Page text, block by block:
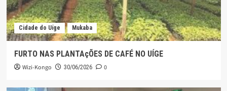
Cidade do Uíge Mukaba
FURTO NAS PLANTAçÕES DE CAFÉ NO UÍGE
Wizi-Kongo 30/06/2026 0